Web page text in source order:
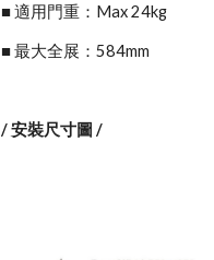
■ 適用門重：Max 24kg
■ 最大全展：584mm
/ 安裝尺寸圖 /